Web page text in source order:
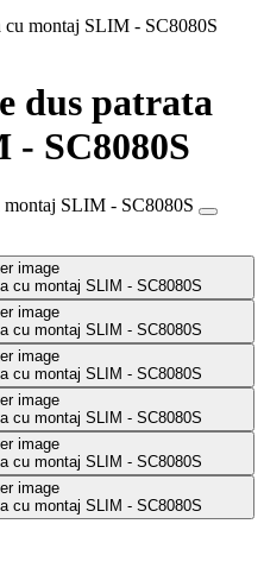
cu montaj SLIM - SC8080S
dus patrata
SC8080S
image
image
image
image
image
image